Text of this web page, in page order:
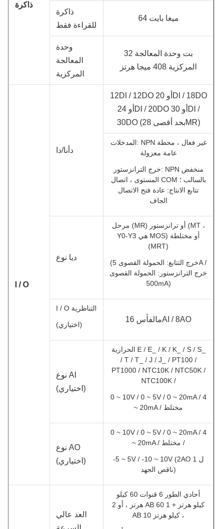
ذاكرة
ذاكرة
للقراءة فقط
64 ميغا بايت
وحدة
المعالجة
المركزية
32 بت وحدة المعالجة
المركزية 408 ميجا هرتز
I / O
د أنا/د
12DI / 12DO أو 20DI / 18DO
أو 24DI / 20DO أو 30DI /
30DO (بحد أقصى 28MR)
المدخلات: NPN غير فعال ، محطة
عامة معزولة
خرج الترانزستور: NPN منخفض
المستوى ، اتصال COM بالسالب ؛
تتابع الانتاج: عادة فتح الاتصال
الجاف
ديا نوع
مرحل (MR) أو ترانزستور (MT ،
Y0-Y3 هي MOS) أو مختلطة
(MRT)
(خرج التتابع: الحمولة القصوى 5A /
خرج الترانزستور: الحمولة القصوى
500mA)
I / O التناظرية
(اختياري)
مالفأس 16AI / 8AO
نوع AI
(اختياري)
الحرارية E / E_ / K / K_ / S / S_
/ T / T_ / J / J_ / PT100 /
PT1000 / NTC10K / NTC50K /
NTC100K /
0 ~ 10V / 0 ~ 5V / 0 ~ 20mA / 4
~ 20mA / مختلط
نوع AO
(اختياري)
0 ~ 10V / 0 ~ 5V / 0 ~ 20mA / 4
~ 20mA / مختلط /
-5 ~ 5V / -10 ~ 10V (2AO ل 1
ناقص الجهد)
العد عالي
أحادي الطور 6 قنوات 60 كيلو
هرتز ، أو 2 AB 60 كيلو هرتز + 1
AB 10 كيلو هرتز ،